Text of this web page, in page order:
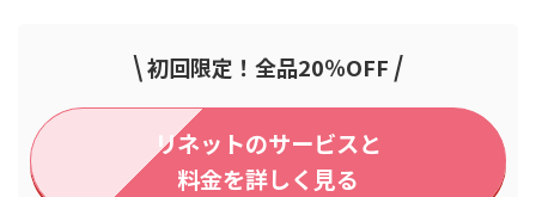
\初回限定！全品20％OFF /
リネットのサービスと
料金を詳しく見る